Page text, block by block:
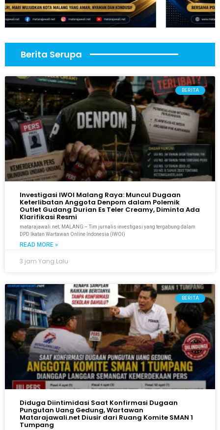
Berita Serupa
BERITA
Investigasi IWOI Malang Raya: Muncul Dugaan
Keterlibatan Anggota Denpom dalam Polemik
Outlet Gudang Durian Es Teler Creamy, Diminta Ada
Klarifikasi Resmi
matarajawali.net; MALANG – Tim jurnalis investigasi yang tergabung dalam
DPD Ikatan Wartawan Online Indonesia (IWOI)
READ MORE »
3 jam Yang Lalu
BERITA
Diduga Diintimidasi Saat Konfirmasi Dugaan
Pungutan Uang Gedung, Wartawan
Matarajawali.net Diusir dari Ruang Komite SMAN 1
Tumpang